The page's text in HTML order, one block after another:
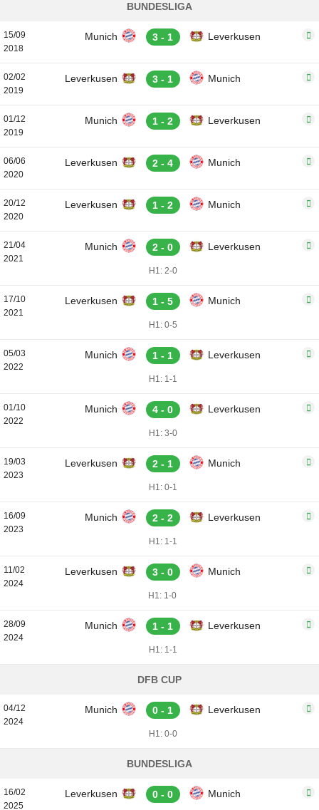
BUNDESLIGA
15/09
2018
Munich 3 - 1 Leverkusen
02/02
2019
Leverkusen 3 - 1 Munich
01/12
2019
Munich 1 - 2 Leverkusen
06/06
2020
Leverkusen 2 - 4 Munich
20/12
2020
Leverkusen 1 - 2 Munich
21/04
2021
Munich 2 - 0 Leverkusen
H1: 2-0
17/10
2021
Leverkusen 1 - 5 Munich
H1: 0-5
05/03
2022
Munich 1 - 1 Leverkusen
H1: 1-1
01/10
2022
Munich 4 - 0 Leverkusen
H1: 3-0
19/03
2023
Leverkusen 2 - 1 Munich
H1: 0-1
16/09
2023
Munich 2 - 2 Leverkusen
H1: 1-1
11/02
2024
Leverkusen 3 - 0 Munich
H1: 1-0
28/09
2024
Munich 1 - 1 Leverkusen
H1: 1-1
DFB CUP
04/12
2024
Munich 0 - 1 Leverkusen
H1: 0-0
BUNDESLIGA
16/02
2025
Leverkusen 0 - 0 Munich